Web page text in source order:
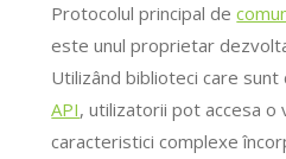
Protocolul principal de
este unul proprietar
Utilizând biblioteci care
API, utilizatorii pot accesa o
caracteristici complexe